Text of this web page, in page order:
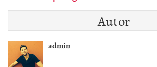
Autor
admin